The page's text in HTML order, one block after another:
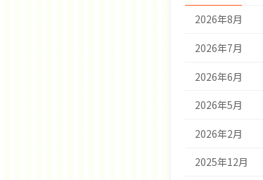
2026年8月
2026年7月
2026年6月
2026年5月
2026年2月
2025年12月